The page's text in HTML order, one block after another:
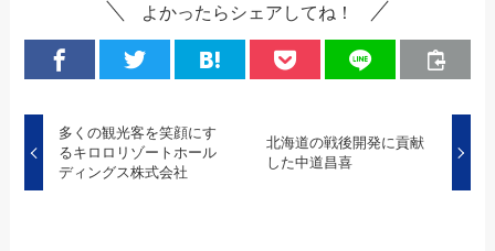
よかったらシェアしてね！
多くの観光客を笑顔にす
るキロロリゾートホール
ディングス株式会社
北海道の戦後開発に貢献
した中道昌喜